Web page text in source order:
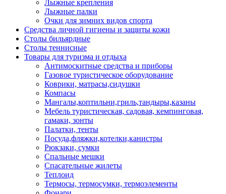
Лыжные крепления
Лыжные палки
Очки для зимних видов спорта
Средства личной гигиены и защиты кожи
Столы бильярдные
Столы теннисные
Товары для туризма и отдыха
Антимоскитные средства и приборы
Газовое туристическое оборудование
Коврики, матрасы,сидушки
Компасы
Мангалы,коптильни,гриль,тандыры,казаны
Мебель туристическая, садовая, кемпинговая,
гамаки, зонты
Палатки, тенты
Посуда,фляжки,котелки,канистры
Рюкзаки, сумки
Спальные мешки
Спасательные жилеты
Теплоид
Термосы, термосумки, термоэлементы